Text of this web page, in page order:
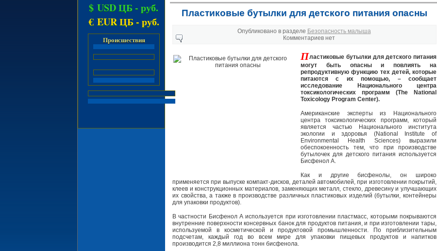
Пластиковые бутылки для детского питания опасны
Опубликовано в разделе Безопасность малыша
Комментариев нет
Пластиковые бутылки для детского питания
могут быть опасны и повлиять на
репродуктивную функцию тех детей, которые
питаются с их помощью, – сообщает
исследование Национального центра
токсикологических программ (The National
Toxicology Program Center).
Американские эксперты из Национального
центра токсикологических программ, который
является частью Национального института
экологии и здоровья (National Institute of
Environmental Health Sciences) выразили
обеспокоенность тем, что при производстве
бутылочек для детского питания используется
Бисфенол А.
Как и другие бисфенолы, он широко
применяется при выпуске компакт-дисков, деталей автомобилей, при изготовлении покрытий,
клеев и конструкционных материалов, заменяющих металл, стекло, древесину и улучшающих
их свойства, а также в производстве различных пластиковых изделий (бутылки, контейнеры
для упаковки продуктов).
В частности Бисфенол А используется при изготовлении пластмасс, которыми покрываются
внутренние поверхности консервных банок для продуктов питания, и при изготовлении тары,
используемой в косметической и продуктовой промышленности. По приблизительным
подсчетам, каждый год во всем мире для упаковки пищевых продуктов и напитков
производится 2,8 миллиона тонн бисфенола.
$ USD ЦБ - руб.
€ EUR ЦБ - руб.
Происшествия